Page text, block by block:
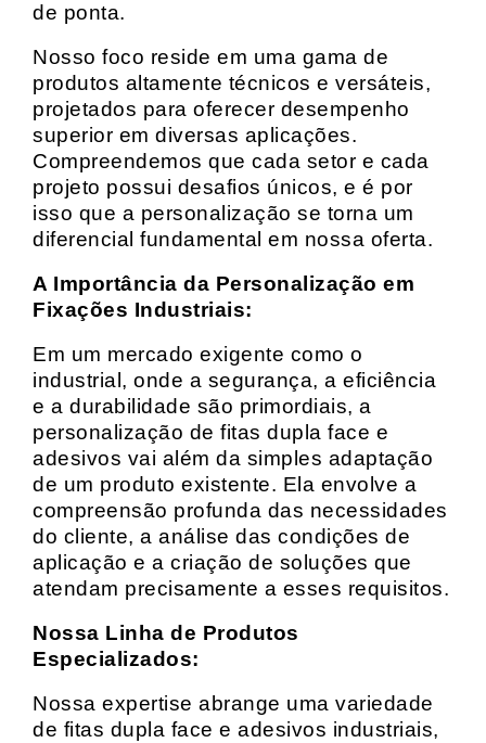
de ponta.
Nosso foco reside em uma gama de
produtos altamente técnicos e versáteis,
projetados para oferecer desempenho
superior em diversas aplicações.
Compreendemos que cada setor e cada
projeto possui desafios únicos, e é por
isso que a personalização se torna um
diferencial fundamental em nossa oferta.
A Importância da Personalização em
Fixações Industriais:
Em um mercado exigente como o
industrial, onde a segurança, a eficiência
e a durabilidade são primordiais, a
personalização de fitas dupla face e
adesivos vai além da simples adaptação
de um produto existente. Ela envolve a
compreensão profunda das necessidades
do cliente, a análise das condições de
aplicação e a criação de soluções que
atendam precisamente a esses requisitos.
Nossa Linha de Produtos
Especializados:
Nossa expertise abrange uma variedade
de fitas dupla face e adesivos industriais,